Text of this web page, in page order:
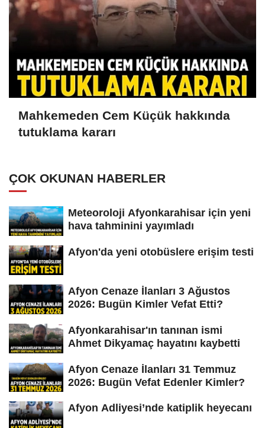
Mahkemeden Cem Küçük hakkında
tutuklama kararı
ÇOK OKUNAN HABERLER
Meteoroloji Afyonkarahisar için yeni
hava tahminini yayımladı
Afyon'da yeni otobüslere erişim testi
Afyon Cenaze İlanları 3 Ağustos
2026: Bugün Kimler Vefat Etti?
Afyonkarahisar'ın tanınan ismi
Ahmet Dikyamaç hayatını kaybetti
Afyon Cenaze İlanları 31 Temmuz
2026: Bugün Vefat Edenler Kimler?
Afyon Adliyesi’nde katiplik heyecanı